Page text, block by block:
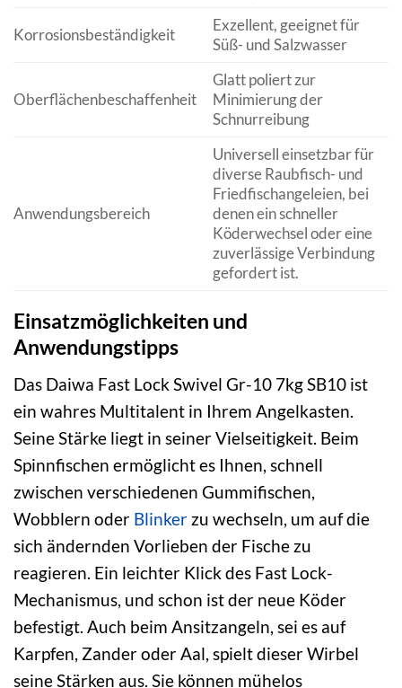
Korrosionsbeständigkeit
Exzellent, geeignet für
Süß- und Salzwasser
Oberflächenbeschaffenheit
Glatt poliert zur
Minimierung der
Schnurreibung
Anwendungsbereich
Universell einsetzbar für
diverse Raubfisch- und
Friedfischangeleien, bei
denen ein schneller
Köderwechsel oder eine
zuverlässige Verbindung
gefordert ist.
Einsatzmöglichkeiten und
Anwendungstipps
Das Daiwa Fast Lock Swivel Gr-10 7kg SB10 ist
ein wahres Multitalent in Ihrem Angelkasten.
Seine Stärke liegt in seiner Vielseitigkeit. Beim
Spinnfischen ermöglicht es Ihnen, schnell
zwischen verschiedenen Gummifischen,
Wobblern oder Blinker zu wechseln, um auf die
sich ändernden Vorlieben der Fische zu
reagieren. Ein leichter Klick des Fast Lock-
Mechanismus, und schon ist der neue Köder
befestigt. Auch beim Ansitzangeln, sei es auf
Karpfen, Zander oder Aal, spielt dieser Wirbel
seine Stärken aus. Sie können mühelos